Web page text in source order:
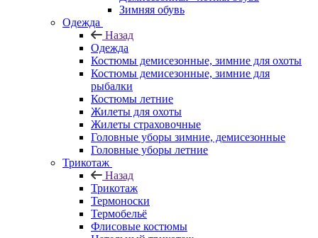
Зимняя обувь
Одежда
Назад
Одежда
Костюмы демисезонные, зимние для охоты
Костюмы демисезонные, зимние для
рыбалки
Костюмы летние
Жилеты для охоты
Жилеты страховочные
Головные уборы зимние, демисезонные
Головные уборы летние
Трикотаж
Назад
Трикотаж
Термоноски
Термобельё
Флисовые костюмы